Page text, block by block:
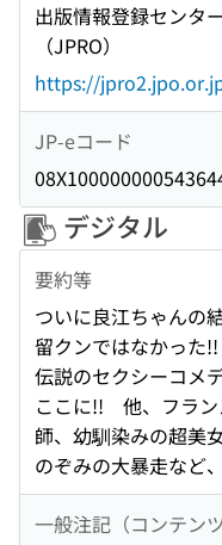
出版情報登録センタ
（JPRO）
https://
JP-eコード
デジタル
要約等
ついに良江ちゃん
留クンではなかっ
伝説のセクシーコメ
ここに!! 他、フラン
師、幼馴染みの超美
のぞみの大暴走など
一般注記（コンテンツ